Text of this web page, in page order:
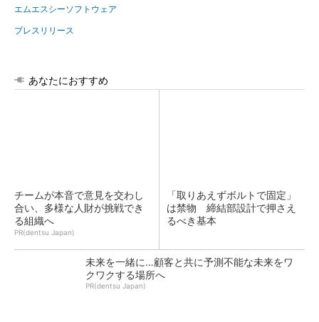
エムエスシーソフトウェア
プレスリリース
あなたにおすすめ
チームが本音で意見を交わし
合い、多様な人財が挑戦でき
る組織へ
PR(dentsu Japan)
「取りあえずボルトで固定」
は禁物 締結部設計で押さえ
るべき基本
未来を一緒に…顧客と共に予測不能な未来をワ
クワクする場所へ
PR(dentsu Japan)